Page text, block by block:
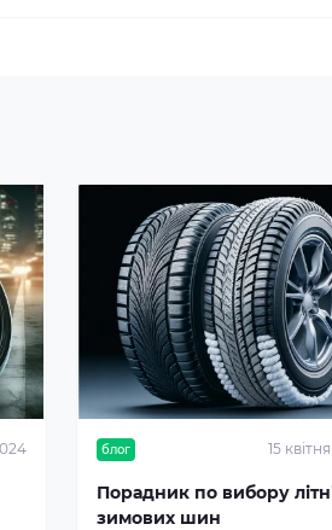
блог 15
Порадник по вибору
зимових шин